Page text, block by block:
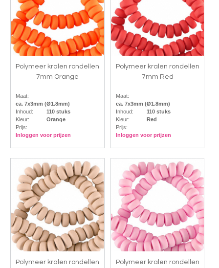
Polymeer kralen rondellen
7mm Orange
Maat:
ca. 7x3mm (Ø1.8mm)
Inhoud:
110 stuks
Kleur:
Orange
Prijs:
Inloggen voor prijzen
Polymeer kralen rondellen
7mm Red
Maat:
ca. 7x3mm (Ø1.8mm)
Inhoud:
110 stuks
Kleur:
Red
Prijs:
Inloggen voor prijzen
Polymeer kralen rondellen
Polymeer kralen rondellen